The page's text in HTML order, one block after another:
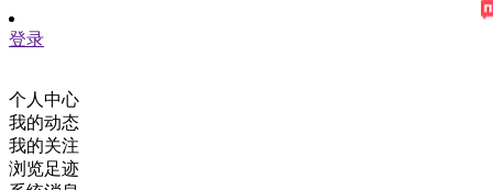
登录
个人中心
我的动态
我的关注
浏览足迹